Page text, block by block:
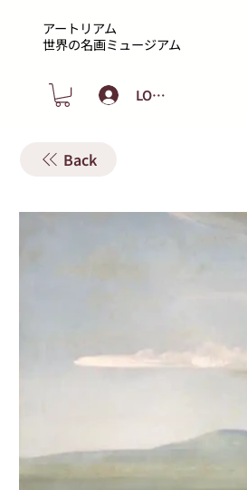
アートリアム
​世界の名画ミュージアム
LOGIN
Back